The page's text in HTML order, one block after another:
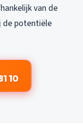
van de
de potentiële
10